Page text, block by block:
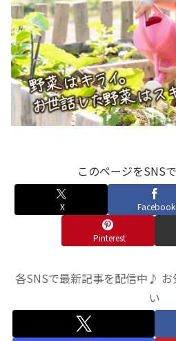
このページをSNS
X Facebook
Pinterest
各SNSで最新記事を配信中♪ お
い